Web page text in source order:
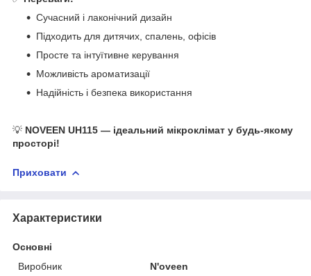
Сучасний і лаконічний дизайн
Підходить для дитячих, спалень, офісів
Просте та інтуїтивне керування
Можливість ароматизації
Надійність і безпека використання
💡 NOVEEN UH115 — ідеальний мікроклімат у будь-якому
просторі!
Приховати
Характеристики
Основні
Виробник
N'oveen